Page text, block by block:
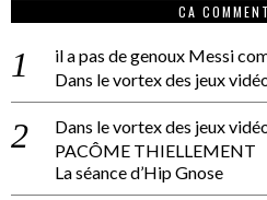
CA
il a pas de genoux Messi
Dans le vortex des jeux
Dans le vortex des jeux
PACÔME THIELLEMENT
La séance d’Hip Gnose